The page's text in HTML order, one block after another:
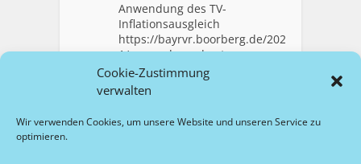
Cookie-Zustimmung
verwalten
Wir verwenden Cookies, um unsere Website und unseren Service zu
optimieren.
Anwendung des TV-
Inflationsausgleich
https://bayrvr.boorberg.de/2026/07/3
1/anwendung-des-tv-
inflationsausgleich/
1 Twitter